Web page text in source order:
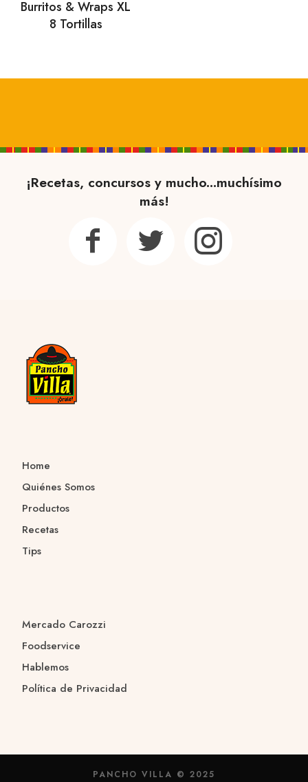
Burritos & Wraps XL
8 Tortillas
¡Recetas, concursos y mucho...muchísimo
más!
Home
Quiénes Somos
Productos
Recetas
Tips
Mercado Carozzi
Foodservice
Hablemos
Política de Privacidad
PANCHO VILLA © 2025